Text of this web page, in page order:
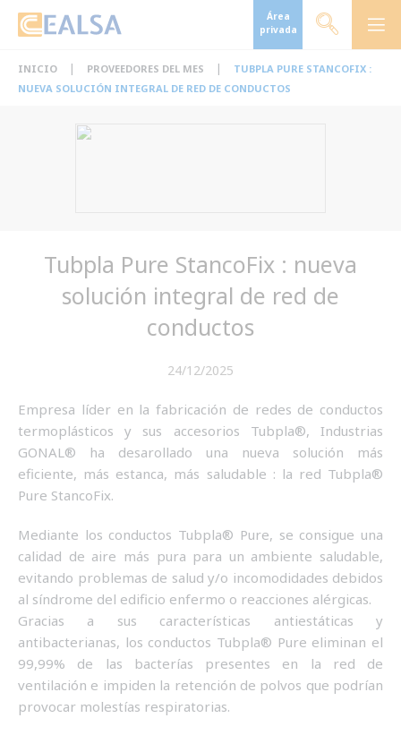
Área
privada
INICIO | PROVEEDORES DEL MES |
TUBPLA PURE STANCOFIX :
NUEVA SOLUCIÓN INTEGRAL DE RED DE CONDUCTOS
Tubpla Pure StancoFix : nueva
solución integral de red de
conductos
24/12/2025
Empresa líder en la fabricación de redes de conductos
termoplásticos y sus accesorios Tubpla®, Industrias
GONAL® ha desarollado una nueva solución más
eficiente, más estanca, más saludable : la red Tubpla®
Pure StancoFix.
Mediante los conductos Tubpla® Pure, se consigue una
calidad de aire más pura para un ambiente saludable,
evitando problemas de salud y/o incomodidades debidos
al síndrome del edificio enfermo o reacciones alérgicas.
Gracias a sus características antiestáticas y
antibacterianas, los conductos Tubpla® Pure eliminan el
99,99% de las bacterías presentes en la red de
ventilación e impiden la retención de polvos que podrían
provocar molestías respiratorias.